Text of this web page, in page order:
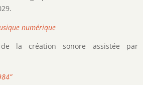
numérique
de la création sonore assistée par